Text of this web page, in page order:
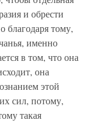
и обрести
тому,
именно
в том, что она
она
этой
сил, потому,
такая